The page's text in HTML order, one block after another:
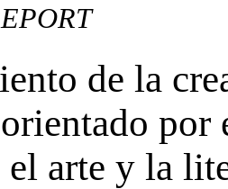
de la
por
el arte y la